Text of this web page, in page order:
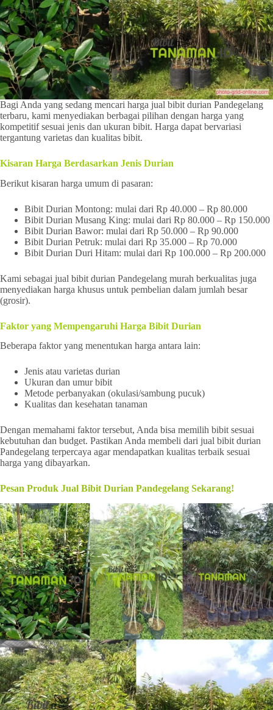
Bagi Anda yang sedang mencari harga jual bibit durian Pandegelang
terbaru, kami menyediakan berbagai pilihan dengan harga yang
kompetitif sesuai jenis dan ukuran bibit. Harga dapat bervariasi
tergantung varietas dan kualitas bibit.
Kisaran Harga Berdasarkan Jenis Durian
Berikut kisaran harga umum di pasaran:
Bibit Durian Montong: mulai dari Rp 40.000 – Rp 80.000
Bibit Durian Musang King: mulai dari Rp 80.000 – Rp 150.000
Bibit Durian Bawor: mulai dari Rp 50.000 – Rp 90.000
Bibit Durian Petruk: mulai dari Rp 35.000 – Rp 70.000
Bibit Durian Duri Hitam: mulai dari Rp 100.000 – Rp 200.000
Kami sebagai jual bibit durian Pandegelang murah berkualitas juga
menyediakan harga khusus untuk pembelian dalam jumlah besar
(grosir).
Faktor yang Mempengaruhi Harga Bibit Durian
Beberapa faktor yang menentukan harga antara lain:
Jenis atau varietas durian
Ukuran dan umur bibit
Metode perbanyakan (okulasi/sambung pucuk)
Kualitas dan kesehatan tanaman
Dengan memahami faktor tersebut, Anda bisa memilih bibit sesuai
kebutuhan dan budget. Pastikan Anda membeli dari jual bibit durian
Pandegelang terpercaya agar mendapatkan kualitas terbaik sesuai
harga yang dibayarkan.
Pesan Produk Jual Bibit Durian Pandegelang Sekarang!